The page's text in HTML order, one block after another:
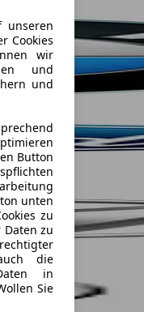
unseren
Cookies
wir
und
und
Button
unten
zu
zu
die
in
Sie